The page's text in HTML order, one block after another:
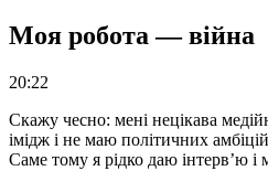
Моя робота — війна
20:22
Скажу чесно: мені нецікава
імідж і не маю політичних
Саме тому я рідко даю інтерв’ю